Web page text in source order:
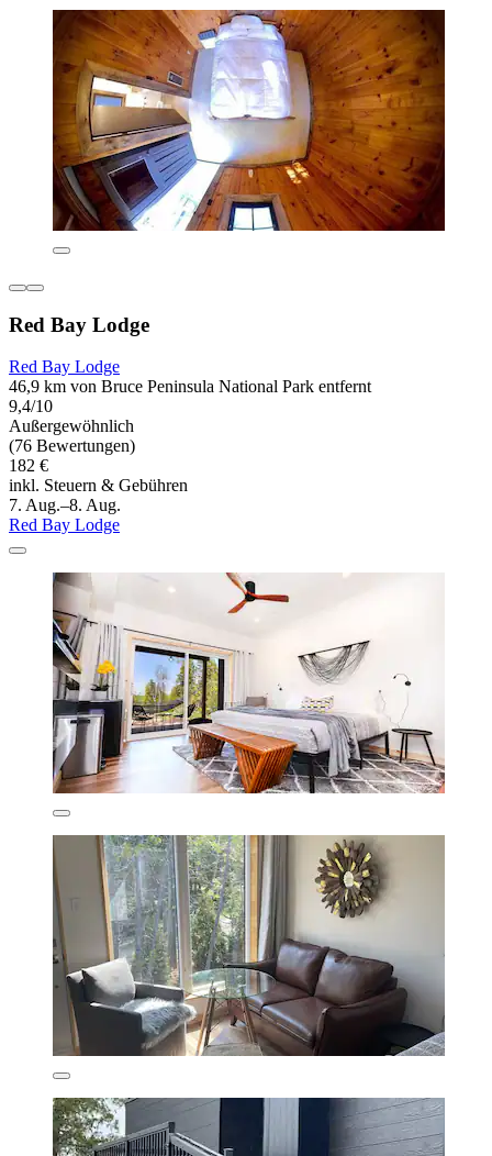
Red Bay Lodge
Red Bay Lodge
46,9 km von Bruce Peninsula National Park entfernt
9,4/10
Außergewöhnlich
(76 Bewertungen)
182 €
inkl. Steuern & Gebühren
7. Aug.–8. Aug.
Red Bay Lodge